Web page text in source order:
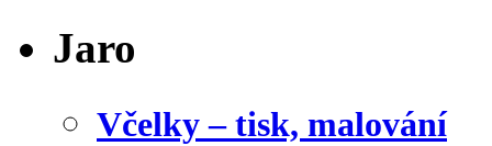
Jaro
Včelky – tisk, malování